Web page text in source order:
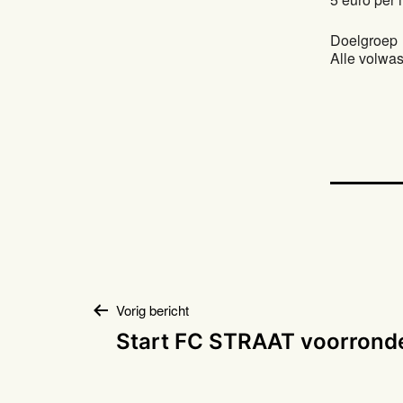
Doelgroep
Alle
Bericht
Vorig bericht
Start FC STRAAT